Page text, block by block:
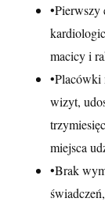
•Pierwszy
macicy i
•Placówki
wizyt,
miejsca
•Brak